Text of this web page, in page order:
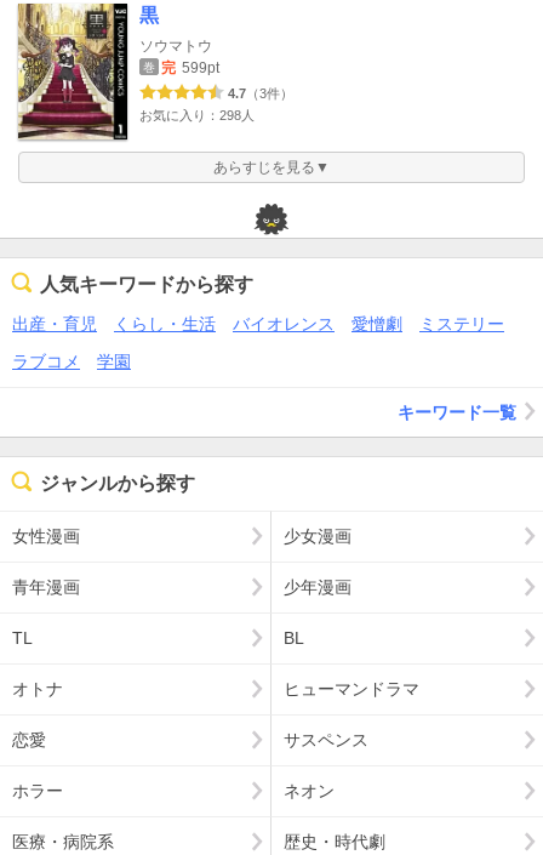
黒
ソウマトウ
巻 完 599pt
4.7 （3件）
お気に入り：298人
あらすじを見る▼
人気キーワードから探す
出産・育児 くらし・生活 バイオレンス 愛憎劇
ミステリー
ラブコメ
学園
キーワード一覧
ジャンルから探す
女性漫画 少女漫画
青年漫画 少年漫画
TL BL
オトナ ヒューマンドラマ
恋愛 サスペンス
ホラー ネオン
医療・病院系 歴史・時代劇